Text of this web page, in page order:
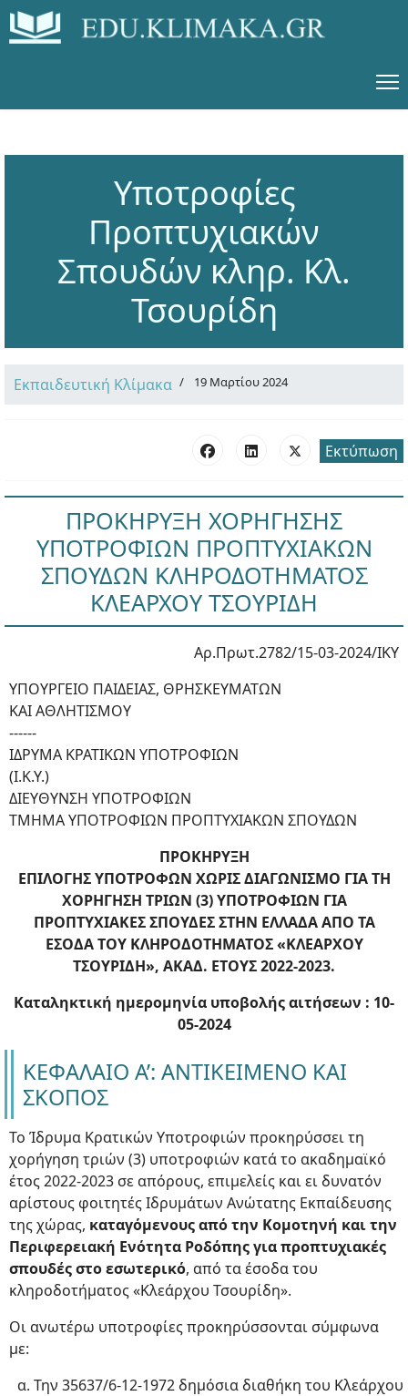
Υποτροφίες
Προπτυχιακών
Σπουδών κληρ. Κλ.
Τσουρίδη
Εκπαιδευτική Κλίμακα 19 Μαρτίου 2024
Εκτύπωση
ΠΡΟΚΗΡΥΞΗ ΧΟΡΗΓΗΣΗΣ
ΥΠΟΤΡΟΦΙΩΝ ΠΡΟΠΤΥΧΙΑΚΩΝ
ΣΠΟΥΔΩΝ ΚΛΗΡΟΔΟΤΗΜΑΤΟΣ
ΚΛΕΑΡΧΟΥ ΤΣΟΥΡΙΔΗ
Αρ.Πρωτ.2782/15-03-2024/ΙΚΥ
ΥΠΟΥΡΓΕΙΟ ΠΑΙΔΕΙΑΣ, ΘΡΗΣΚΕΥΜΑΤΩΝ
ΚΑΙ ΑΘΛΗΤΙΣΜΟΥ
------
ΙΔΡΥΜΑ ΚΡΑΤΙΚΩΝ ΥΠΟΤΡΟΦΙΩΝ
(Ι.Κ.Υ.)
ΔΙΕΥΘΥΝΣΗ ΥΠΟΤΡΟΦΙΩΝ
ΤΜΗΜΑ ΥΠΟΤΡΟΦΙΩΝ ΠΡΟΠΤΥΧΙΑΚΩΝ ΣΠΟΥΔΩΝ
ΠΡΟΚΗΡΥΞΗ
ΕΠΙΛΟΓΗΣ ΥΠΟΤΡΟΦΩΝ ΧΩΡΙΣ ΔΙΑΓΩΝΙΣΜΟ ΓΙΑ ΤΗ
ΧΟΡΗΓΗΣΗ ΤΡΙΩΝ (3) ΥΠΟΤΡΟΦΙΩΝ ΓΙΑ
ΠΡΟΠΤΥΧΙΑΚΕΣ ΣΠΟΥΔΕΣ ΣΤΗΝ ΕΛΛΑΔΑ ΑΠΟ ΤΑ
ΕΣΟΔΑ ΤΟΥ ΚΛΗΡΟΔΟΤΗΜΑΤΟΣ «ΚΛΕΑΡΧΟΥ
ΤΣΟΥΡΙΔΗ», ΑΚΑΔ. ΕΤΟΥΣ 2022-2023.
Καταληκτική ημερομηνία υποβολής αιτήσεων : 10-
05-2024
ΚΕΦΑΛΑΙΟ Α’: ΑΝΤΙΚΕΙΜΕΝΟ ΚΑΙ
ΣΚΟΠΟΣ
Το Ίδρυμα Κρατικών Υποτροφιών προκηρύσσει τη
χορήγηση τριών (3) υποτροφιών κατά το ακαδημαϊκό
έτος 2022-2023 σε απόρους, επιμελείς και ει δυνατόν
αρίστους φοιτητές Ιδρυμάτων Ανώτατης Εκπαίδευσης
της χώρας, καταγόμενους από την Κομοτηνή και την
Περιφερειακή Ενότητα Ροδόπης για προπτυχιακές
σπουδές στο εσωτερικό, από τα έσοδα του
κληροδοτήματος «Κλεάρχου Τσουρίδη».
Οι ανωτέρω υποτροφίες προκηρύσσονται σύμφωνα
με:
Την 35637/6-12-1972 δημόσια διαθήκη του Κλεάρχου